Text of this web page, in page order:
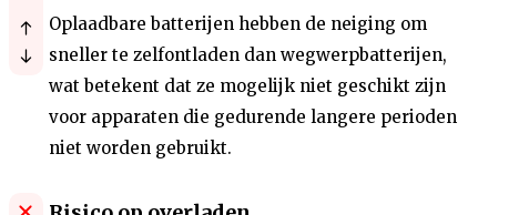
Oplaadbare batterijen hebben de neiging om
sneller te zelfontladen dan wegwerpbatterijen,
wat betekent dat ze mogelijk niet geschikt zijn
voor apparaten die gedurende langere perioden
niet worden gebruikt.